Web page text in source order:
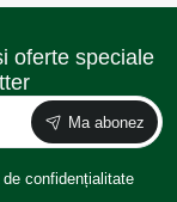
oferte speciale
Ma abonez
de confidențialitate